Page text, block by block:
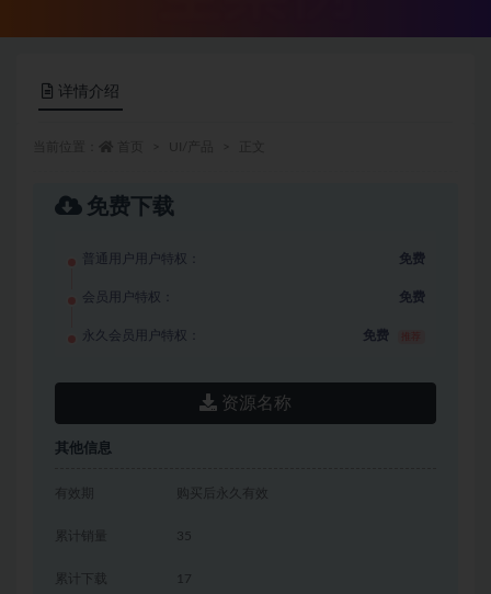
详情介绍
免费下载
普通用户用户特权： 免费
会员用户特权： 免费
永久会员用户特权： 免费
资源名称
其他信息
有效期 购买后永久有效
累计销量 35
累计下载 17